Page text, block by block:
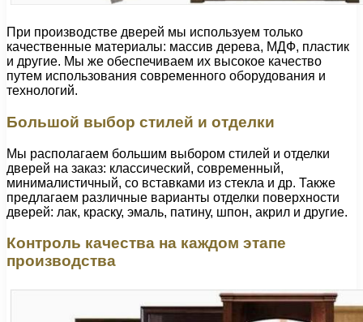
При производстве дверей мы используем только
качественные материалы: массив дерева, МДФ, пластик
и другие. Мы же обеспечиваем их высокое качество
путем использования современного оборудования и
технологий.
Большой выбор стилей и отделки
Мы располагаем большим выбором стилей и отделки
дверей на заказ: классический, современный,
минималистичный, со вставками из стекла и др. Также
предлагаем различные варианты отделки поверхности
дверей: лак, краску, эмаль, патину, шпон, акрил и другие.
Контроль качества на каждом этапе
производства